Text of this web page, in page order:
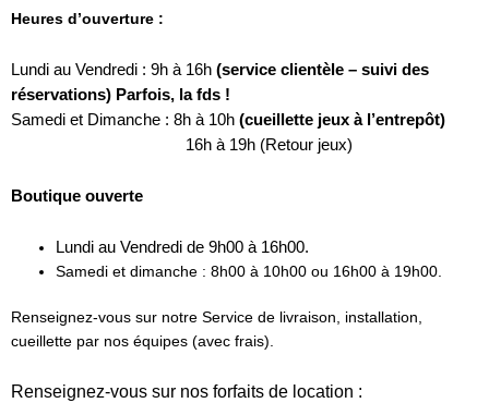
Heures d’ouverture :
Lundi au Vendredi : 9h à 16h (service clientèle – suivi des
réservations) Parfois, la fds !
Samedi et Dimanche : 8h à 10h (cueillette jeux à l’entrepôt)
16h à 19h (Retour jeux)
Boutique ouverte
Lundi au Vendredi de 9h00 à 16h00.
Samedi et dimanche : 8h00 à 10h00 ou 16h00 à 19h00.
Renseignez-vous sur notre Service de livraison, installation,
cueillette par nos équipes (avec frais).
Renseignez-vous sur nos forfaits de location :